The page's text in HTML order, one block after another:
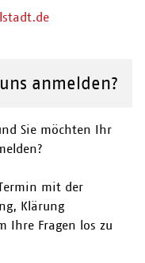
anmelden?
Sie möchten Ihr
mit der
Klärung
Ihre Fragen los zu